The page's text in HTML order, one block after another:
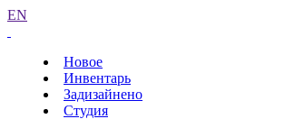
EN
Новое
Инвентарь
Задизайнено
Студия